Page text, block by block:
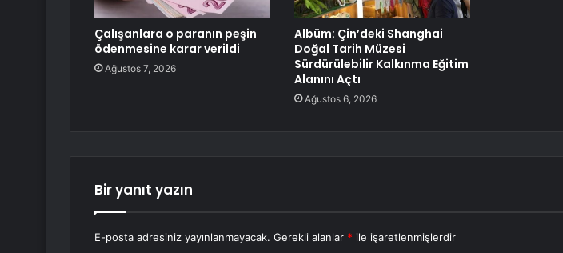
Çalışanlara o paranın peşin
ödenmesine karar verildi
Ağustos 7, 2026
Albüm: Çin’deki Shanghai
Doğal Tarih Müzesi
Sürdürülebilir Kalkınma Eğitim
Alanını Açtı
Ağustos 6, 2026
Bir yanıt yazın
E-posta adresiniz yayınlanmayacak. Gerekli alanlar * ile işaretlenmişlerdir